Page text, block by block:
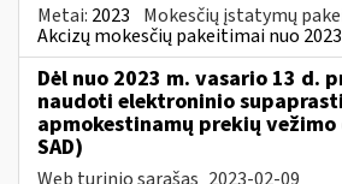
Metai: 2023 Mokesčių įstatymų
Akcizų mokesčių pakeitimai nuo
Dėl nuo 2023 m. vasario 13 d.
naudoti elektroninio
apmokestinamų prekių
SAD)
Web turinio sąrašas 2023-02-09